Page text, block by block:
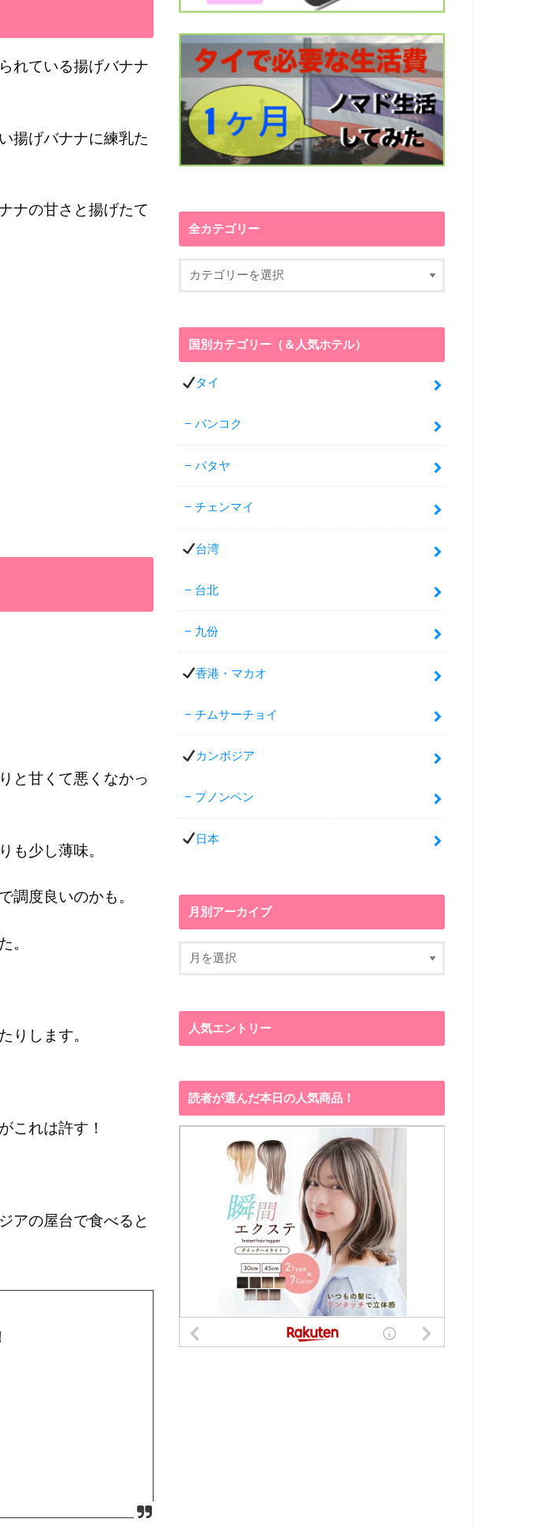
れている揚げバナナ
揚げバナナに練乳た
ナの甘さと揚げたて
と甘くて悪くなかっ
も少し薄味。
調度良いのかも。
。
りします。
これは許す！
アの屋台で食べると
全カテゴリー
国別カテゴリー（＆人気ホテル）
タイ
バンコク
パタヤ
チェンマイ
台湾
台北
九份
香港・マカオ
チムサーチョイ
カンボジア
プノンペン
日本
月別アーカイブ
人気エントリー
読者が選んだ本日の人気商品！